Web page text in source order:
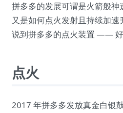
拼多多的发展可谓是火箭般
又是如何点火发射且持续加
说到拼多多的点火装置 —— 好
点火
2017 年拼多多发放真金白银